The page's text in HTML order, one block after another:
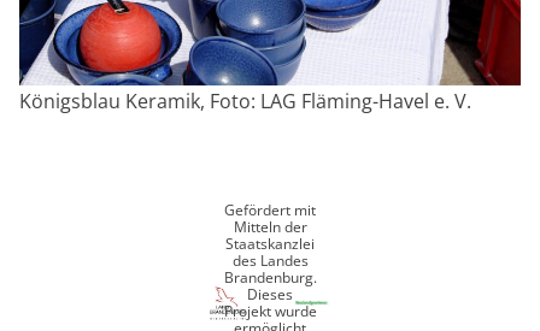
Königsblau Keramik, Foto: LAG Fläming-Havel e. V.
Gefördert mit
Mitteln der
Staatskanzlei
des Landes
Brandenburg.
Dieses
Projekt wurde